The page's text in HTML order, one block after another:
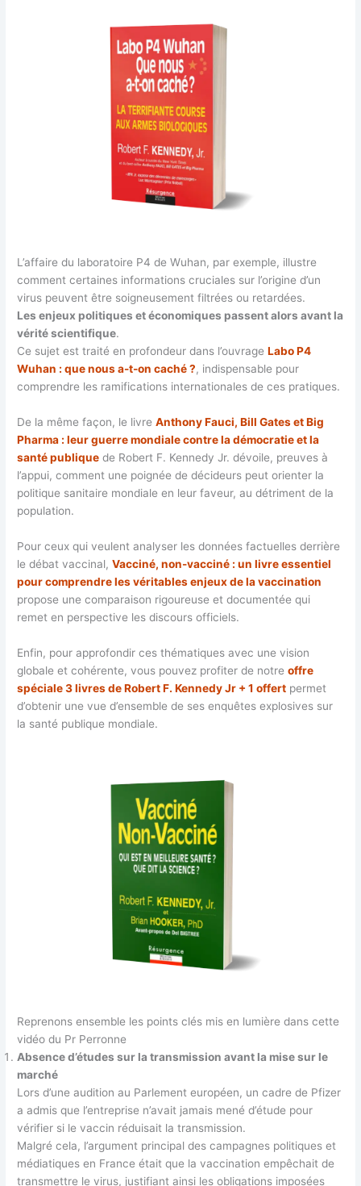
L’affaire du laboratoire P4 de Wuhan, par exemple, illustre
comment certaines informations cruciales sur l’origine d’un
virus peuvent être soigneusement filtrées ou retardées.
Les enjeux politiques et économiques passent alors avant la
vérité scientifique.
Ce sujet est traité en profondeur dans l’ouvrageLabo P4
Wuhan : que nous a-t-on caché ?, indispensable pour
comprendre les ramifications internationales de ces pratiques.
De la même façon, le livreAnthony Fauci, Bill Gates et Big
Pharma : leur guerre mondiale contre la démocratie et la
santé publique de Robert F. Kennedy Jr. dévoile, preuves à
l’appui, comment une poignée de décideurs peut orienter la
politique sanitaire mondiale en leur faveur, au détriment de la
population.
Pour ceux qui veulent analyser les données factuelles derrière
le débat vaccinal,Vacciné, non-vacciné : un livre essentiel
pour comprendre les véritables enjeux de la vaccination
propose une comparaison rigoureuse et documentée qui
remet en perspective les discours officiels.
Enfin, pour approfondir ces thématiques avec une vision
globale et cohérente, vous pouvez profiter de notreoffre
spéciale 3 livres de Robert F. Kennedy Jr + 1 offert permet
d’obtenir une vue d’ensemble de ses enquêtes explosives sur
la santé publique mondiale.
Reprenons ensemble les points clés mis en lumière dans cette
vidéo du Pr Perronne
Absence d’études sur la transmission avant la mise sur le
marché
Lors d’une audition au Parlement européen, un cadre de Pfizer
a admis que l’entreprise n’avait jamais mené d’étude pour
vérifier si le vaccin réduisait la transmission.
Malgré cela, l’argument principal des campagnes politiques et
médiatiques en France était que la vaccination empêchait de
transmettre le virus, justifiant ainsi les obligations imposées